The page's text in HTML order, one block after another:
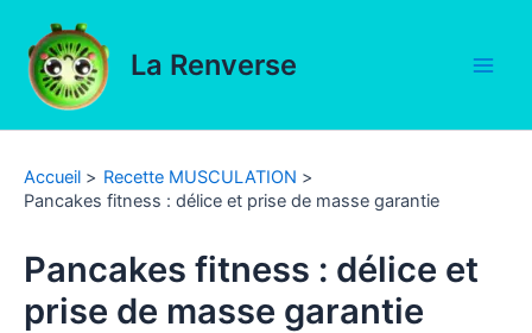
contenu
La Renverse
Accueil
Recette MUSCULATION
Pancakes fitness : délice et prise de masse garantie
Pancakes fitness : délice et
prise de masse garantie